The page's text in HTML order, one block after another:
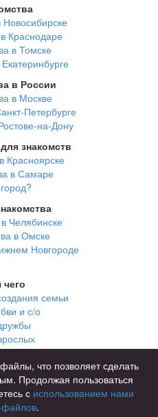
Новосибирске
Краснодаре
в Томске
в России
в Москве
Петербурге
на-Дону
знакомств
Красноярске
в Самаре
Челябинске
в Омске
Новгороде
семьи
и с/о
лет
лет
что позволяет сделать
Продолжая пользоваться
с использованием нами
.